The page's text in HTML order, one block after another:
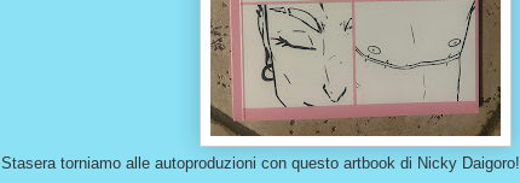
Stasera torniamo alle autoproduzioni con questo artbook di Nicky Daigoro!